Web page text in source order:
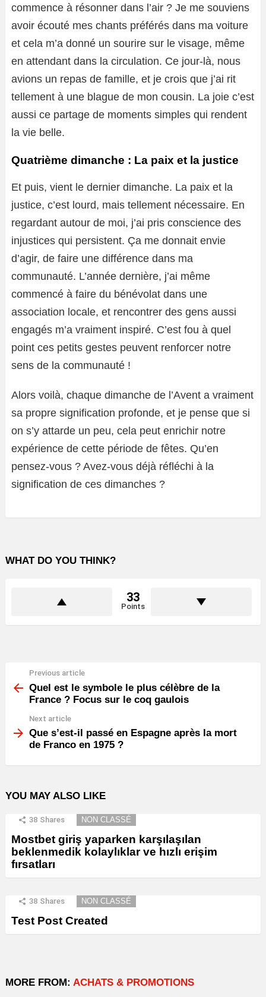
commence à résonner dans l’air ? Je me souviens
avoir écouté mes chants préférés dans ma voiture
et cela m’a donné un sourire sur le visage, même
en attendant dans la circulation. Ce jour-là, nous
avions un repas de famille, et je crois que j’ai rit
tellement à une blague de mon cousin. La joie c’est
aussi ce partage de moments simples qui rendent
la vie belle.
Quatrième dimanche : La paix et la justice
Et puis, vient le dernier dimanche. La paix et la
justice, c’est lourd, mais tellement nécessaire. En
regardant autour de moi, j’ai pris conscience des
injustices qui persistent. Ça me donnait envie
d’agir, de faire une différence dans ma
communauté. L’année dernière, j’ai même
commencé à faire du bénévolat dans une
association locale, et rencontrer des gens aussi
engagés m’a vraiment inspiré. C’est fou à quel
point ces petits gestes peuvent renforcer notre
sens de la communauté !
Alors voilà, chaque dimanche de l’Avent a vraiment
sa propre signification profonde, et je pense que si
on s’y attarde un peu, cela peut enrichir notre
expérience de cette période de fêtes. Qu’en
pensez-vous ? Avez-vous déjà réfléchi à la
signification de ces dimanches ?
WHAT DO YOU THINK?
33
Points
more
Previous article
Quel est le symbole le plus célèbre de la
France ? Focus sur le coq gaulois
Next article
Que s’est-il passé en Espagne après la mort
de Franco en 1975 ?
YOU MAY ALSO LIKE
38 Shares NON CLASSÉ
Mostbet giriş yaparken karşılaşılan
beklenmedik kolaylıklar ve hızlı erişim
fırsatları
38 Shares NON CLASSÉ
Test Post Created
MORE FROM: ACHATS & PROMOTIONS